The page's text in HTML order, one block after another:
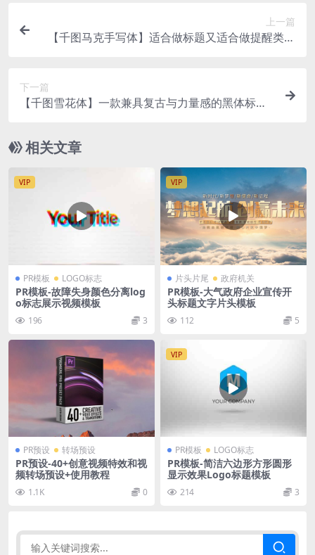
上一篇
【千图马克手写体】适合做标题又适合做提醒类的
下一篇
【千图雪花体】一款兼具复古与力量感的黑体标题
相关文章
VIP
PR模板 LOGO标志
PR模板-故障失身颜色分离log
o标志展示视频模板
196 3
VIP
片头片尾 政府机关
PR模板-大气政府企业宣传开
头标题文字片头模板
112 5
PR预设 转场预设
PR预设-40+创意视频特效和视
频转场预设+使用教程
1.1K 0
VIP
PR模板 LOGO标志
PR模板-简洁六边形方形圆形
显示效果Logo标题模板
214 3